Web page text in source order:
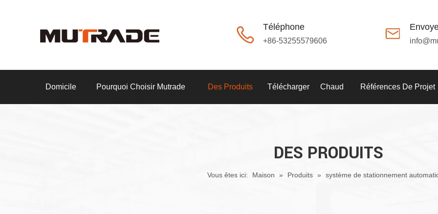
Téléphone
+86-53255579606
Domicile Pourquoi Choisir Mutrade Des Produits Télécharger Chaud Références De Projet
DES PRODUITS
Vous êtes ici: Maison » Produits » système de stationnement